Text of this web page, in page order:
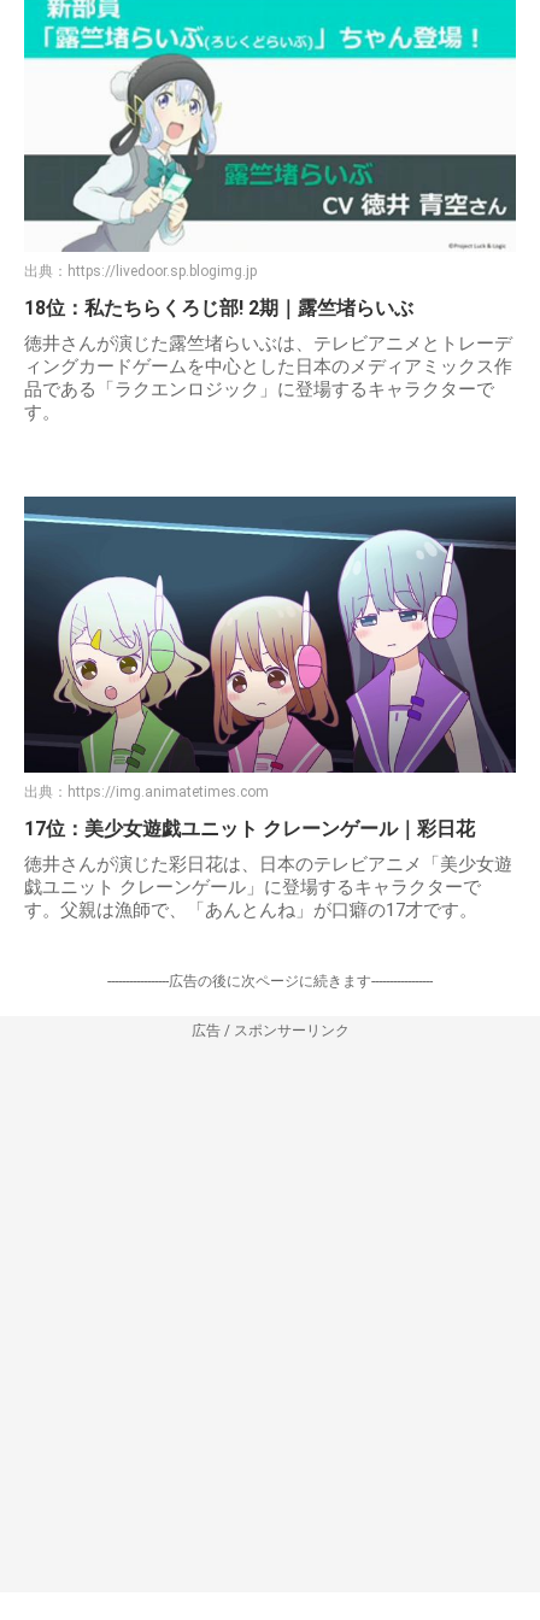
出典： https://livedoor.sp.blogimg.jp
18位：私たちらくろじ部! 2期｜露竺堵らいぶ
徳井さんが演じた露竺堵らいぶは、テレビアニメとトレーデ
ィングカードゲームを中心とした日本のメディアミックス作
品である「ラクエンロジック」に登場するキャラクターで
す。
出典： https://img.animatetimes.com
17位：美少女遊戯ユニット クレーンゲール｜彩日花
徳井さんが演じた彩日花は、日本のテレビアニメ「美少女遊
戯ユニット クレーンゲール」に登場するキャラクターで
す。父親は漁師で、「あんとんね」が口癖の17才です。
-----------------広告の後に次ページに続きます-----------------
広告 / スポンサーリンク